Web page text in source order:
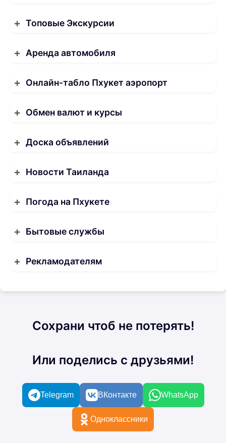
Топовые Экскурсии
Аренда автомобиля
Онлайн-табло Пхукет аэропорт
Обмен валют и курсы
Доска объявлений
Новости Таиланда
Погода на Пхукете
Бытовые службы
Рекламодателям
Сохрани чтоб не потерять!
Или поделись с друзьями!
Telegram ВКонтакте WhatsApp
Одноклассники